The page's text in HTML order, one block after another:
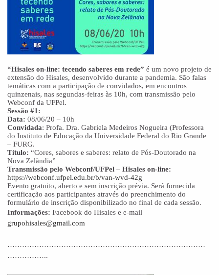
“Hisales on-line: tecendo saberes em rede” é um novo projeto de
extensão do Hisales, desenvolvido durante a pandemia. São falas
temáticas com a participação de convidados, em encontros
quinzenais, nas segundas-feiras às 10h, com transmissão pelo
Webconf da UFPel.
Sessão #1:
Data: 08/06/20 – 10h
Convidada: Profa. Dra. Gabriela Medeiros Nogueira (Professora
do Instituto de Educação da Universidade Federal do Rio Grande
– FURG.
Título: “Cores, sabores e saberes: relato de Pós-Doutorado na
Nova Zelândia”
Transmissão pelo Webconf/UFPel – Hisales on-line:
https://webconf.ufpel.edu.br/b/van-wvd-42g
Evento gratuito, aberto e sem inscrição prévia. Será fornecida
certificação aos participantes através do preenchimento do
formulário de inscrição disponibilizado no final de cada sessão.
Informações: Facebook do Hisales e e-mail
grupohisales@gmail.com
………………………………………………………………………
……………..